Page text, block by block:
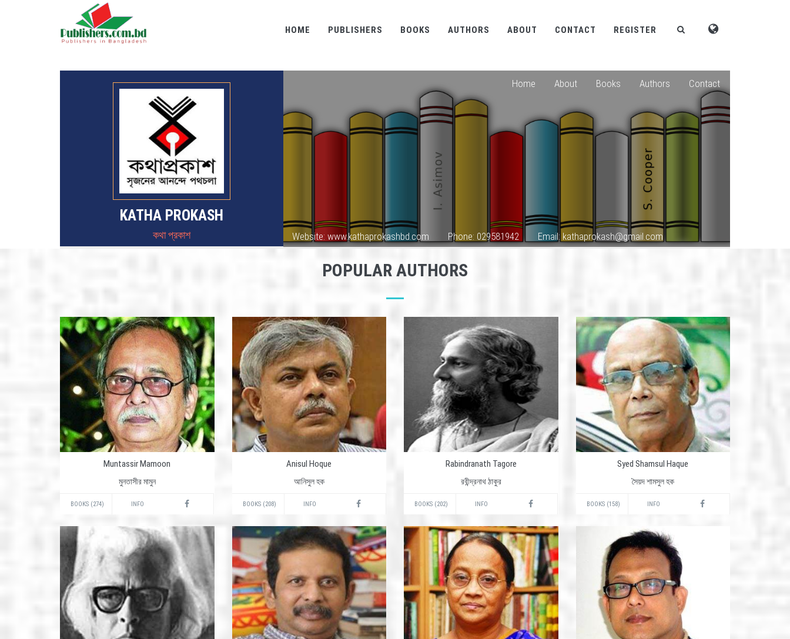
HOME PUBLISHERS BOOKS AUTHORS ABOUT CONTACT REGISTER
KATHA PROKASH
কথা প্রকাশ
Home About Books Authors Contact
Website: www.kathaprokashbd.com Phone: 029581942 Email: kathaprokash@gmail.com
POPULAR AUTHORS
Muntassir Mamoon
মুনতাসীর মামুন
BOOKS (274) INFO
Anisul Hoque
আনিসুল হক
BOOKS (208) INFO
Rabindranath Tagore
রবীন্দ্রনাথ ঠাকুর
BOOKS (202) INFO
Syed Shamsul Haque
সৈয়দ শামসুল হক
BOOKS (158) INFO